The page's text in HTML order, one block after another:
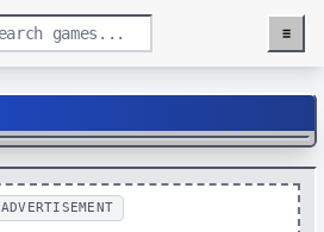
Menu
≡
ADVERTISEMENT